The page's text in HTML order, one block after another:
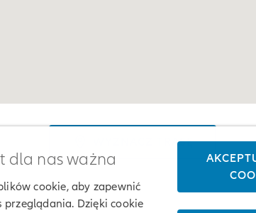
WYZNACZ TRASĘ
dla nas ważna
cookie, aby zapewnić
przeglądania. Dzięki cookie